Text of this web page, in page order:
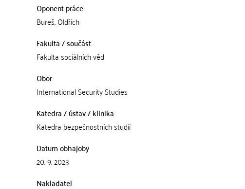
Oponent práce
Bureš, Oldřich
Fakulta / součást
Fakulta sociálních věd
Obor
International Security Studies
Katedra / ústav / klinika
Katedra bezpečnostních studií
Datum obhajoby
20. 9. 2023
Nakladatel